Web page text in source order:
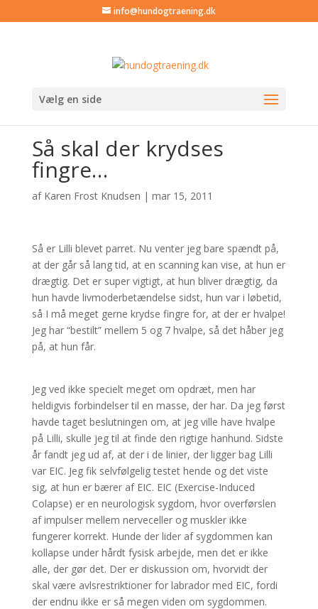
info@hundogtraening.dk
Vælg en side
Så skal der krydses
fingre…
af Karen Frost Knudsen | mar 15, 2011
Så er Lilli blevet parret. Nu venter jeg bare spændt på,
at der går så lang tid, at en scanning kan vise, at hun er
drægtig. Det er super vigtigt, at hun bliver drægtig, da
hun havde livmoderbetændelse sidst, hun var i løbetid,
så I må meget gerne krydse fingre for, at der er hvalpe!
Jeg har “bestilt” mellem 5 og 7 hvalpe, så det håber jeg
på, at hun får.
Jeg ved ikke specielt meget om opdræt, men har
heldigvis forbindelser til en masse, der har. Da jeg først
havde taget beslutningen om, at jeg ville have hvalpe
på Lilli, skulle jeg til at finde den rigtige hanhund. Sidste
år fandt jeg ud af, at der i de linier, der ligger bag Lilli
var EIC. Jeg fik selvfølgelig testet hende og det viste
sig, at hun er bærer af EIC. EIC (Exercise-Induced
Colapse) er en neurologisk sygdom, hvor overførslen
af impulser mellem nerveceller og muskler ikke
fungerer korrekt. Hunde der lider af sygdommen kan
kollapse under hårdt fysisk arbejde, men det er ikke
alle, der gør det. Der er diskussion om, hvorvidt der
skal være avlsrestriktioner for labrador med EIC, fordi
der endnu ikke er så megen viden om sygdommen.